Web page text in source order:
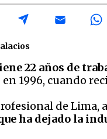
22 años de
1996, cuando
de Lima,
ha dejado la